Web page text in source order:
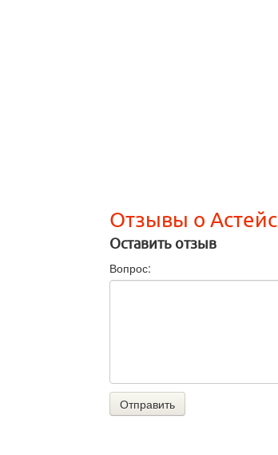
Отзывы о Астейс
Оставить отзыв
Вопрос:
Отправить